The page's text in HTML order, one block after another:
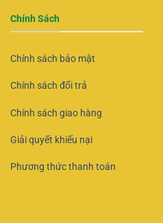
Chính Sách
Chính sách bảo mật
Chính sách đổi trả
Chính sách giao hàng
Giải quyết khiếu nại
Phương thức thanh toán